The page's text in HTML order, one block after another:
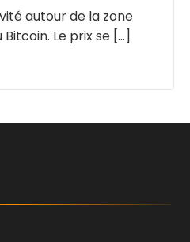
autour de la zone
Le prix se [...]